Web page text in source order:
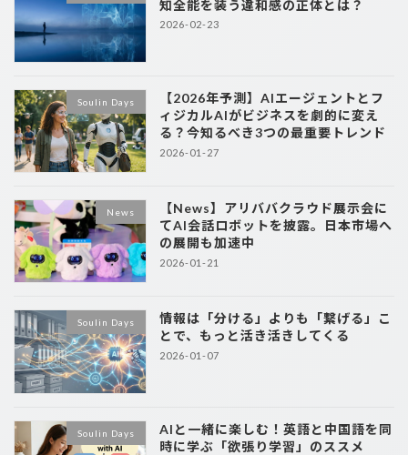
知全能を装う違和感の正体とは？
2026-02-23
Soulin Days
【2026年予測】AIエージェントとフ
ィジカルAIがビジネスを劇的に変え
る？今知るべき3つの最重要トレンド
2026-01-27
News
【News】アリババクラウド展示会に
てAI会話ロボットを披露。日本市場へ
の展開も加速中
2026-01-21
Soulin Days
情報は「分ける」よりも「繋げる」こ
とで、もっと活き活きしてくる
2026-01-07
Soulin Days
AIと一緒に楽しむ！英語と中国語を同
時に学ぶ「欲張り学習」のススメ